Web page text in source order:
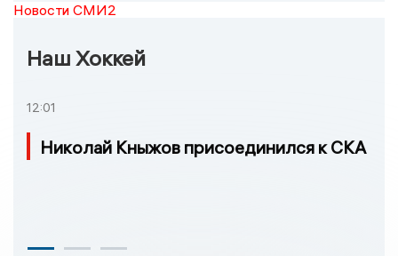
Новости СМИ2
Наш Хоккей
12:01
Николай Кныжов присоединился к СКА